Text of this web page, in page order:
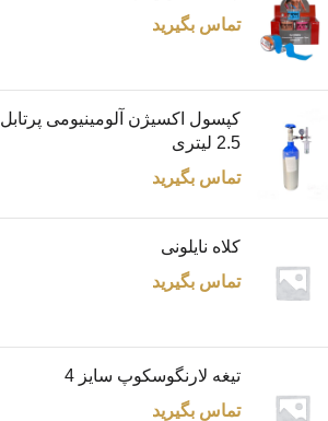
تماس بگیرید
کپسول اکسیژن آلومینیومی پرتابل
2.5 لیتری
تماس بگیرید
کلاه نایلونی
تماس بگیرید
تیغه لارنگوسکوپ سایز 4
تماس بگیرید